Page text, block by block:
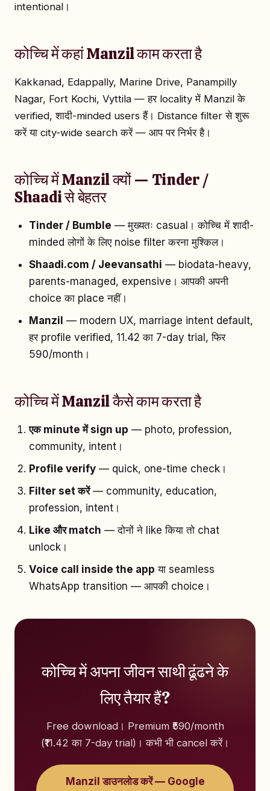
intentional।
कोच्चि में कहां Manzil काम करता है
Kakkanad, Edappally, Marine Drive, Panampilly
Nagar, Fort Kochi, Vyttila — हर locality में Manzil के
verified, शादी-minded users हैं। Distance filter से शुरू
करें या city-wide search करें — आप पर निर्भर है।
कोच्चि में Manzil क्यों — Tinder /
Shaadi से बेहतर
Tinder / Bumble — मुख्यतः casual। कोच्चि में शादी-
minded लोगों के लिए noise filter करना मुश्किल।
Shaadi.com / Jeevansathi — biodata-heavy,
parents-managed, expensive। आपकी अपनी
choice का place नहीं।
Manzil — modern UX, marriage intent default,
हर profile verified, ₹11.42 का 7-day trial, फिर
₹590/month।
कोच्चि में Manzil कैसे काम करता है
एक minute में sign up — photo, profession,
community, intent।
Profile verify — quick, one-time check।
Filter set करें— community, education,
profession, intent।
Like और match — दोनों ने like किया तो chat
unlock।
Voice call inside the app या seamless
WhatsApp transition — आपकी choice।
कोच्चि में अपना जीवन साथी ढूंढने के
लिए तैयार हैं?
Free download। Premium ₹590/month
(₹11.42 का 7-day trial)। कभी भी cancel करें।
Manzil डाउनलोड करें — Google